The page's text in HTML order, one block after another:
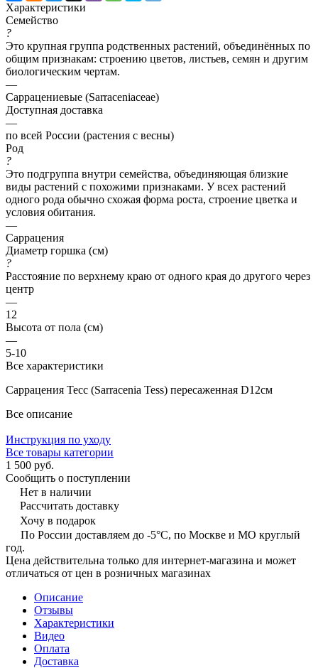
Характеристики
Семейство
?
Это крупная группа родственных растений, объединённых по
общим признакам: строению цветов, листьев, семян и другим
биологическим чертам.
—
Саррацениевые (Sarraceniaceae)
Доступная доставка
—
по всей России (растения с весны)
Род
?
Это подгруппа внутри семейства, объединяющая близкие
виды растений с похожими признаками. У всех растений
одного рода обычно схожая форма роста, строение цветка и
условия обитания.
—
Саррацения
Диаметр горшка (см)
?
Расстояние по верхнему краю от одного края до другого через
центр
—
12
Высота от пола (см)
—
5-10
Все характеристики
Саррацения Тесс (Sarracenia Tess) пересаженная D12см
Все описание
Инструкция по уходу
Все товары категории
1 500 руб.
Сообщить о поступлении
Нет в наличии
Рассчитать доставку
Хочу в подарок
По России доставляем до -5°C, по Москве и МО круглый
год.
Цена действительна только для интернет-магазина и может
отличаться от цен в розничных магазинах
Описание
Отзывы
Характеристики
Видео
Оплата
Доставка